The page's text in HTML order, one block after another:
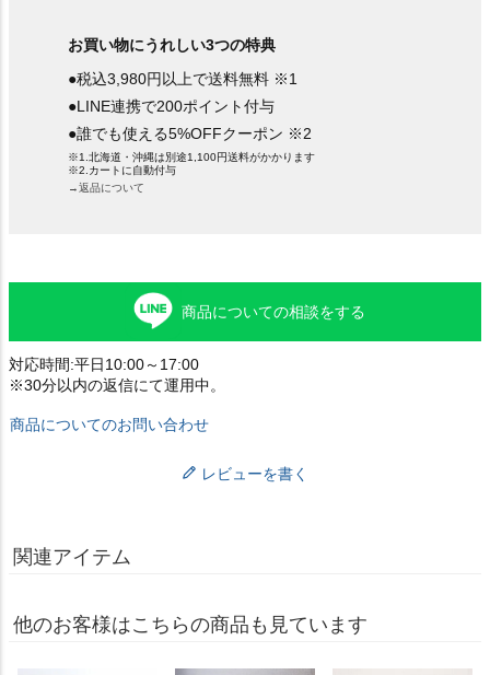
お買い物にうれしい3つの特典
●税込3,980円以上で送料無料 ※1
●LINE連携で200ポイント付与
●誰でも使える5%OFFクーポン ※2
※1.北海道・沖縄は別途1,100円送料がかかります
※2.カートに自動付与
→返品について
商品についての相談をする
対応時間:平日10:00～17:00
※30分以内の返信にて運用中。
商品についてのお問い合わせ
レビューを書く
関連アイテム
他のお客様はこちらの商品も見ています